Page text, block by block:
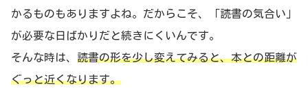
かるものもありますよね。だからこそ、「読書の気合い」
が必要な日ばかりだと続きにくいんです。
そんな時は、 読書の形を少し変えてみると、本との距離が
ぐっと近くなります。